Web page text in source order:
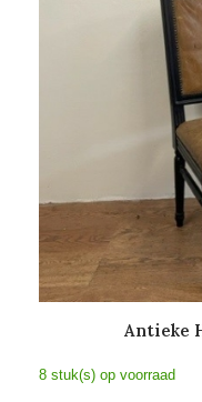
Antieke
8 stuk(s) op voorraad